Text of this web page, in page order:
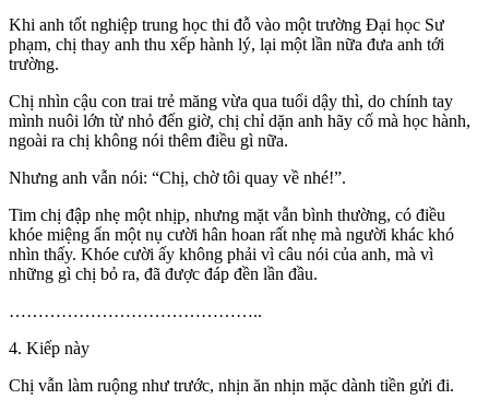
Khi anh tốt nghiệp trung học thi đỗ vào một trường Đại học Sư
phạm, chị thay anh thu xếp hành lý, lại một lần nữa đưa anh tới
trường.
Chị nhìn cậu con trai trẻ măng vừa qua tuổi dậ‌y th‌ì, do chính tay
mình nuôi lớn từ nhỏ đến giờ, chị chỉ dặn anh hãy cố mà học hành,
ngoài ra chị không nói thêm điều gì nữa.
Nhưng anh vẫn nói: “Chị, chờ tôi quay về nhé!”.
Tim chị đập nhẹ một nhịp, nhưng mặt vẫn bình thường, có điều
khóe miệng ẩn một nụ cười hân hoan rất nhẹ mà người khác khó
nhìn thấy. Khóe cười ấy không phải vì câu nói của anh, mà vì
những gì chị bỏ ra, đã được đáp đền lần đầu.
……………………………………..
4. Kiếp này
Chị vẫn làm ruộng như trước, nhịn ăn nhịn mặc dành tiền gửi đi.